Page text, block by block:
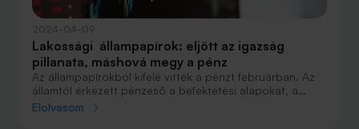
Lakossági állampapírok: eljött az igazság
pillanata, máshová megy a pénz
Az állampapírokból kifelé vitték a pénzt februárban. Az
államtól érkezett pénzeső a befektetési alapokat, a
folyószámlákat és a külföldi értékpapírokat öntözte meg.
Elolvasom